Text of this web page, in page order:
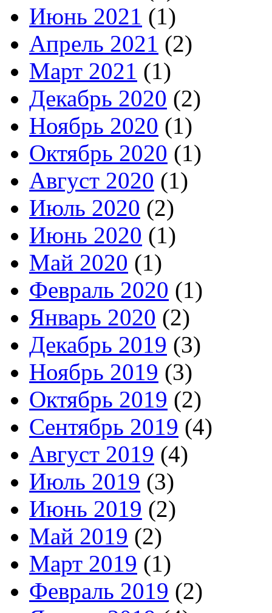
Июнь 2021 (1)
Апрель 2021 (2)
Март 2021 (1)
Декабрь 2020 (2)
Ноябрь 2020 (1)
Октябрь 2020 (1)
Август 2020 (1)
Июль 2020 (2)
Июнь 2020 (1)
Май 2020 (1)
Февраль 2020 (1)
Январь 2020 (2)
Декабрь 2019 (3)
Ноябрь 2019 (3)
Октябрь 2019 (2)
Сентябрь 2019 (4)
Август 2019 (4)
Июль 2019 (3)
Июнь 2019 (2)
Май 2019 (2)
Март 2019 (1)
Февраль 2019 (2)